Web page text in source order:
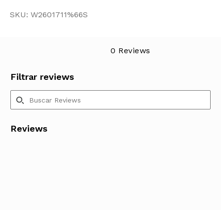
SKU: W2601711%66S
Filtrar reviews
0 Reviews
Reviews